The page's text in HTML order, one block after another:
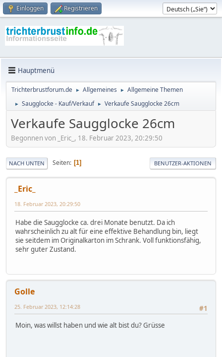
Einloggen Registrieren
Hauptmenü
Trichterbrustforum.de ► Allgemeines ► Allgemeine Themen
► Saugglocke - Kauf/Verkauf ► Verkaufe Saugglocke 26cm
Verkaufe Saugglocke 26cm
Begonnen von _Eric_, 18. Februar 2023, 20:29:50
NACH UNTEN Seiten 1 BENUTZER-AKTIONEN
_Eric_
18. Februar 2023, 20:29:50
Habe die Saugglocke ca. drei Monate benutzt. Da ich
wahrscheinlich zu alt für eine effektive Behandlung bin, liegt
sie seitdem im Originalkarton im Schrank. Voll funktionsfähig,
sehr guter Zustand.
Golle
#1
25. Februar 2023, 12:14:28
Moin, was willst haben und wie alt bist du? Grüsse